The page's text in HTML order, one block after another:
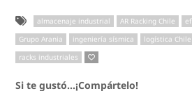
almacenaje industrial AR Racking Chile
Grupo Arania
ingeniería sísmica logística Chile
racks industriales
Si te gustó...¡Compártelo!